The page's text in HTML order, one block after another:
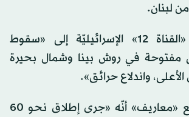
لبنان.
بدورها، أشارت «القناة 12» الإسرائيليّة إلى «سقوط
مفتوحة في روش بينا وشمال بحيرة
واندلاع حرائق».
وبينما ذكر موقع «معاريف» أنّه «جرى إطلاق نحو 60